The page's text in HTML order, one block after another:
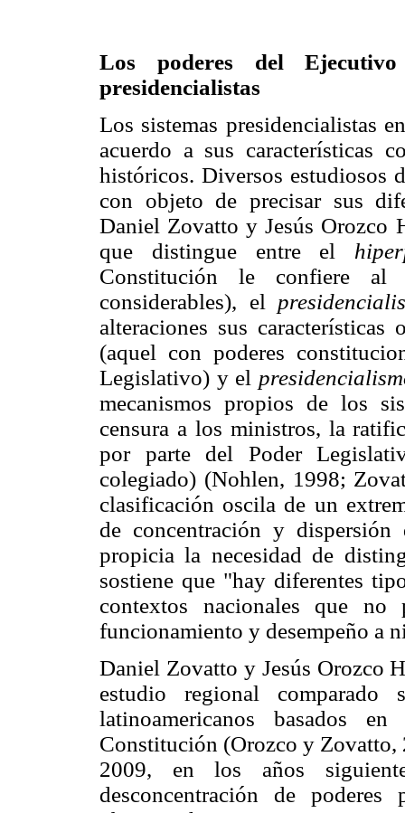
Los poderes del
presidencialistas
Los sistemas presidencialistas
acuerdo a sus características
históricos. Diversos estudiosos
con objeto de precisar sus
Daniel Zovatto y Jesús Orozco
que distingue entre el
Constitución le confiere al
considerables), el
alteraciones sus
(aquel con poderes
Legislativo) y el
mecanismos propios de los
censura a los ministros, la
por parte del Poder
colegiado) (Nohlen, 1998;
clasificación oscila de un
de concentración y
propicia la necesidad de
sostiene que "hay diferentes
contextos nacionales que
funcionamiento y desempeño a
Daniel Zovatto y Jesús Orozco
estudio regional comparado
latinoamericanos basados
Constitución (Orozco y Zovatto,
2009, en los años
desconcentración de